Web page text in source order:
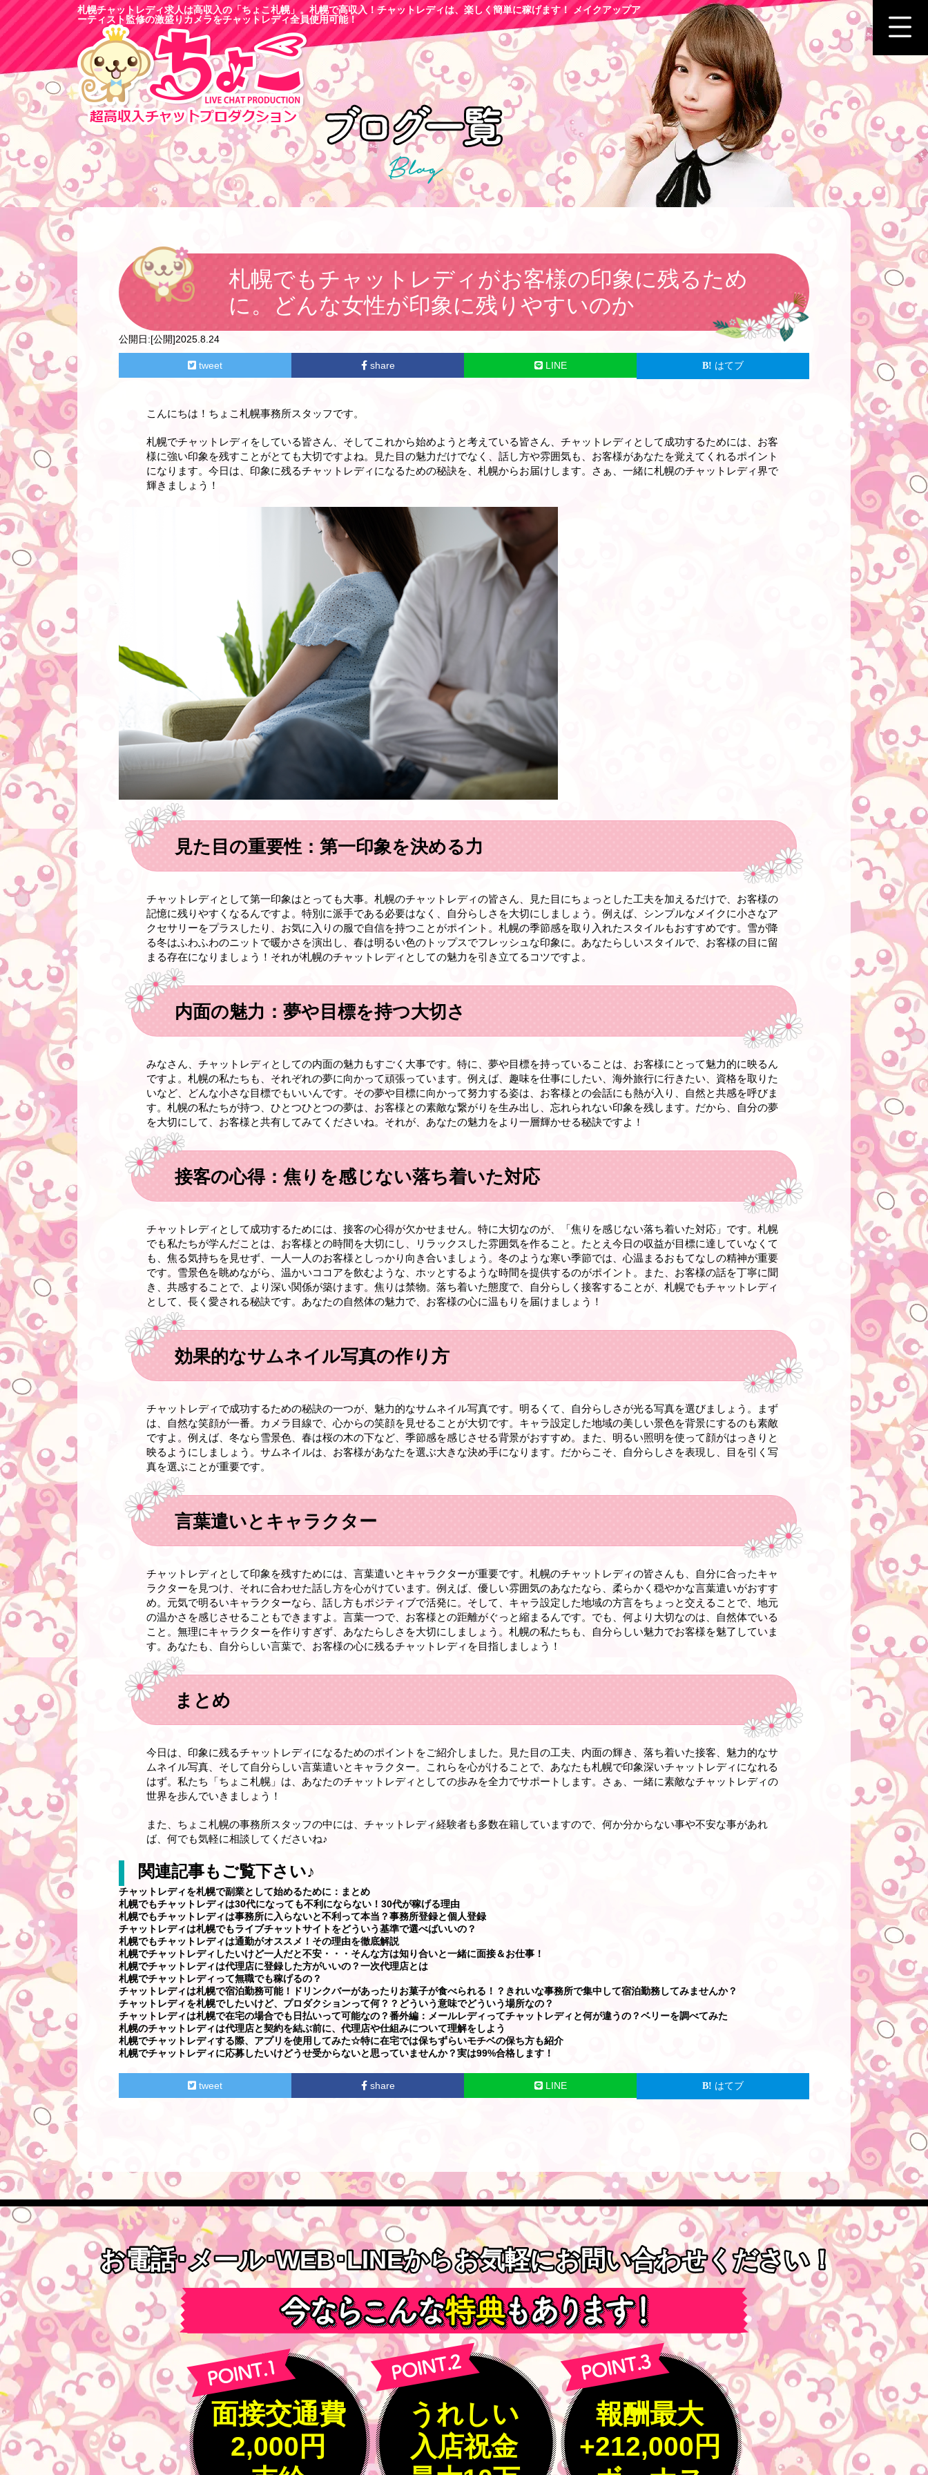
札幌チャットレディ求人は高収入の「ちょこ札幌」。札幌で高収入！チャットレディは、楽しく簡単に稼げます！ メイクアップア
ーティスト監修の激盛りカメラをチャットレディ全員使用可能！
札幌でもチャットレディがお客様の印象に残るため
に。どんな女性が印象に残りやすいのか
公開日:[公開]2025.8.24
tweet share LINE はてブ
こんにちは！ちょこ札幌事務所スタッフです。
札幌でチャットレディをしている皆さん、そしてこれから始めようと考えている皆さん、チャットレディとして成功するためには、お客
様に強い印象を残すことがとても大切ですよね。見た目の魅力だけでなく、話し方や雰囲気も、お客様があなたを覚えてくれるポイント
になります。今日は、印象に残るチャットレディになるための秘訣を、札幌からお届けします。さぁ、一緒に札幌のチャットレディ界で
輝きましょう！
見た目の重要性：第一印象を決める力
チャットレディとして第一印象はとっても大事。札幌のチャットレディの皆さん、見た目にちょっとした工夫を加えるだけで、お客様の
記憶に残りやすくなるんですよ。特別に派手である必要はなく、自分らしさを大切にしましょう。例えば、シンプルなメイクに小さなア
クセサリーをプラスしたり、お気に入りの服で自信を持つことがポイント。札幌の季節感を取り入れたスタイルもおすすめです。雪が降
る冬はふわふわのニットで暖かさを演出し、春は明るい色のトップスでフレッシュな印象に。あなたらしいスタイルで、お客様の目に留
まる存在になりましょう！それが札幌のチャットレディとしての魅力を引き立てるコツですよ。
内面の魅力：夢や目標を持つ大切さ
みなさん、チャットレディとしての内面の魅力もすごく大事です。特に、夢や目標を持っていることは、お客様にとって魅力的に映るん
ですよ。札幌の私たちも、それぞれの夢に向かって頑張っています。例えば、趣味を仕事にしたい、海外旅行に行きたい、資格を取りた
いなど、どんな小さな目標でもいいんです。その夢や目標に向かって努力する姿は、お客様との会話にも熱が入り、自然と共感を呼びま
す。札幌の私たちが持つ、ひとつひとつの夢は、お客様との素敵な繋がりを生み出し、忘れられない印象を残します。だから、自分の夢
を大切にして、お客様と共有してみてくださいね。それが、あなたの魅力をより一層輝かせる秘訣ですよ！
接客の心得：焦りを感じない落ち着いた対応
チャットレディとして成功するためには、接客の心得が欠かせません。特に大切なのが、「焦りを感じない落ち着いた対応」です。札幌
でも私たちが学んだことは、お客様との時間を大切にし、リラックスした雰囲気を作ること。たとえ今日の収益が目標に達していなくて
も、焦る気持ちを見せず、一人一人のお客様としっかり向き合いましょう。冬のような寒い季節では、心温まるおもてなしの精神が重要
です。雪景色を眺めながら、温かいココアを飲むような、ホッとするような時間を提供するのがポイント。また、お客様の話を丁寧に聞
き、共感することで、より深い関係が築けます。焦りは禁物。落ち着いた態度で、自分らしく接客することが、札幌でもチャットレディ
として、長く愛される秘訣です。あなたの自然体の魅力で、お客様の心に温もりを届けましょう！
効果的なサムネイル写真の作り方
チャットレディで成功するための秘訣の一つが、魅力的なサムネイル写真です。明るくて、自分らしさが光る写真を選びましょう。まず
は、自然な笑顔が一番。カメラ目線で、心からの笑顔を見せることが大切です。キャラ設定した地域の美しい景色を背景にするのも素敵
ですよ。例えば、冬なら雪景色、春は桜の木の下など、季節感を感じさせる背景がおすすめ。また、明るい照明を使って顔がはっきりと
映るようにしましょう。サムネイルは、お客様があなたを選ぶ大きな決め手になります。だからこそ、自分らしさを表現し、目を引く写
真を選ぶことが重要です。
言葉遣いとキャラクター
チャットレディとして印象を残すためには、言葉遣いとキャラクターが重要です。札幌のチャットレディの皆さんも、自分に合ったキャ
ラクターを見つけ、それに合わせた話し方を心がけています。例えば、優しい雰囲気のあなたなら、柔らかく穏やかな言葉遣いがおすす
め。元気で明るいキャラクターなら、話し方もポジティブで活発に。そして、キャラ設定した地域の方言をちょっと交えることで、地元
の温かさを感じさせることもできますよ。言葉一つで、お客様との距離がぐっと縮まるんです。でも、何より大切なのは、自然体でいる
こと。無理にキャラクターを作りすぎず、あなたらしさを大切にしましょう。札幌の私たちも、自分らしい魅力でお客様を魅了していま
す。あなたも、自分らしい言葉で、お客様の心に残るチャットレディを目指しましょう！
まとめ
今日は、印象に残るチャットレディになるためのポイントをご紹介しました。見た目の工夫、内面の輝き、落ち着いた接客、魅力的なサ
ムネイル写真、そして自分らしい言葉遣いとキャラクター。これらを心がけることで、あなたも札幌で印象深いチャットレディになれる
はず。私たち「ちょこ札幌」は、あなたのチャットレディとしての歩みを全力でサポートします。さぁ、一緒に素敵なチャットレディの
世界を歩んでいきましょう！
また、ちょこ札幌の事務所スタッフの中には、チャットレディ経験者も多数在籍していますので、何か分からない事や不安な事があれ
ば、何でも気軽に相談してくださいね♪
関連記事もご覧下さい♪
チャットレディを札幌で副業として始めるために：まとめ
札幌でもチャットレディは30代になっても不利にならない！30代が稼げる理由
札幌でもチャットレディは事務所に入らないと不利って本当？事務所登録と個人登録
チャットレディは札幌でもライブチャットサイトをどういう基準で選べばいいの？
札幌でもチャットレディは通勤がオススメ！その理由を徹底解説
札幌でチャットレディしたいけど一人だと不安・・・そんな方は知り合いと一緒に面接＆お仕事！
札幌でチャットレディは代理店に登録した方がいいの？一次代理店とは
札幌でチャットレディって無職でも稼げるの？
チャットレディは札幌で宿泊勤務可能！ドリンクバーがあったりお菓子が食べられる！？きれいな事務所で集中して宿泊勤務してみませんか？
チャットレディを札幌でしたいけど、プロダクションって何？？どういう意味でどういう場所なの？
チャットレディは札幌で在宅の場合でも日払いって可能なの？番外編：メールレディってチャットレディと何が違うの？ベリーを調べてみた
札幌のチャットレディは代理店と契約を結ぶ前に、代理店や仕組みについて理解をしよう
札幌でチャットレディする際、アプリを使用してみた☆特に在宅では保ちずらいモチベの保ち方も紹介
札幌でチャットレディに応募したいけどうせ受からないと思っていませんか？実は99%合格します！
tweet share LINE はてブ
お電話･メール･WEB･LINEからお気軽にお問い合わせください！
お電話･メール･WEB･LINEからお気軽にお問い合わせください！
面接交通費
2,000円
うれしい
入店祝金
報酬最大
+212,000円